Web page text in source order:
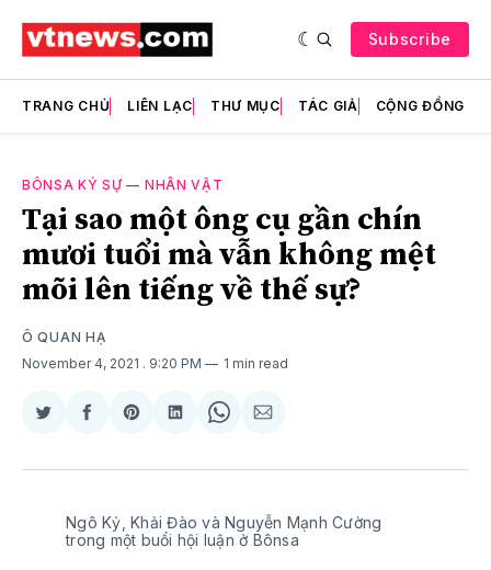
Subscribe
TRANG CHỦ LIÊN LẠC THƯ MỤC TÁC GIẢ CỘNG ĐỒNG
BÔNSA KÝ SỰ — NHÂN VẬT
Tại sao một ông cụ gần chín
mươi tuổi mà vẫn không mệt
mõi lên tiếng về thế sự?
Ô QUAN HẠ
November 4, 2021 . 9:20 PM 1 min read
Share
Twitter
Share
Facebook
Share
Pinterest
Share
LinkedIn
Share
WhatsApp
Share
Email
Ngô Kỷ, Khải Đào và Nguyễn Mạnh Cường
trong một buổi hội luận ở Bônsa